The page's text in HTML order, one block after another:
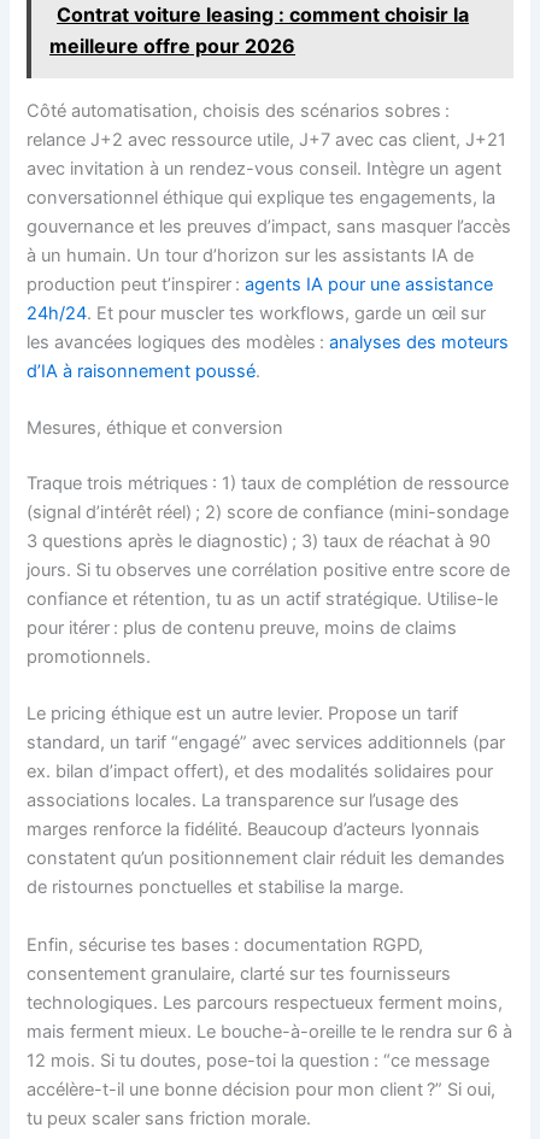
Contrat voiture leasing : comment choisir la
meilleure offre pour 2026
Côté automatisation, choisis des scénarios sobres :
relance J+2 avec ressource utile, J+7 avec cas client, J+21
avec invitation à un rendez-vous conseil. Intègre un agent
conversationnel éthique qui explique tes engagements, la
gouvernance et les preuves d’impact, sans masquer l’accès
à un humain. Un tour d’horizon sur les assistants IA de
production peut t’inspirer :agents IA pour une assistance
24h/24. Et pour muscler tes workflows, garde un œil sur
les avancées logiques des modèles :analyses des moteurs
d’IA à raisonnement poussé.
Mesures, éthique et conversion
Traque trois métriques : 1) taux de complétion de ressource
(signal d’intérêt réel) ; 2) score de confiance (mini-sondage
3 questions après le diagnostic) ; 3) taux de réachat à 90
jours. Si tu observes une corrélation positive entre score de
confiance et rétention, tu as un actif stratégique. Utilise-le
pour itérer : plus de contenu preuve, moins de claims
promotionnels.
Le pricing éthique est un autre levier. Propose un tarif
standard, un tarif “engagé” avec services additionnels (par
ex. bilan d’impact offert), et des modalités solidaires pour
associations locales. La transparence sur l’usage des
marges renforce la fidélité. Beaucoup d’acteurs lyonnais
constatent qu’un positionnement clair réduit les demandes
de ristournes ponctuelles et stabilise la marge.
Enfin, sécurise tes bases : documentation RGPD,
consentement granulaire, clarté sur tes fournisseurs
technologiques. Les parcours respectueux ferment moins,
mais ferment mieux. Le bouche-à-oreille te le rendra sur 6 à
12 mois. Si tu doutes, pose-toi la question : “ce message
accélère-t-il une bonne décision pour mon client ?” Si oui,
tu peux scaler sans friction morale.